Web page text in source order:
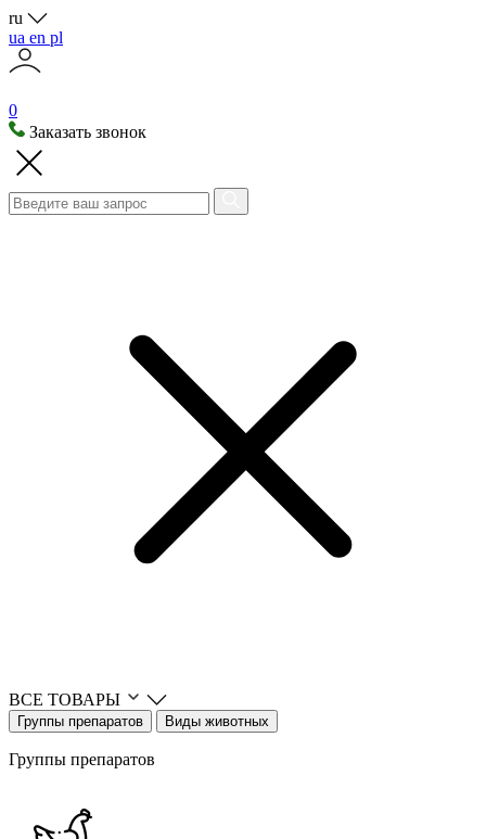
ru
ua en pl
0
Заказать звонок
ВСЕ ТОВАРЫ
Группы препаратов Виды животных
Группы препаратов